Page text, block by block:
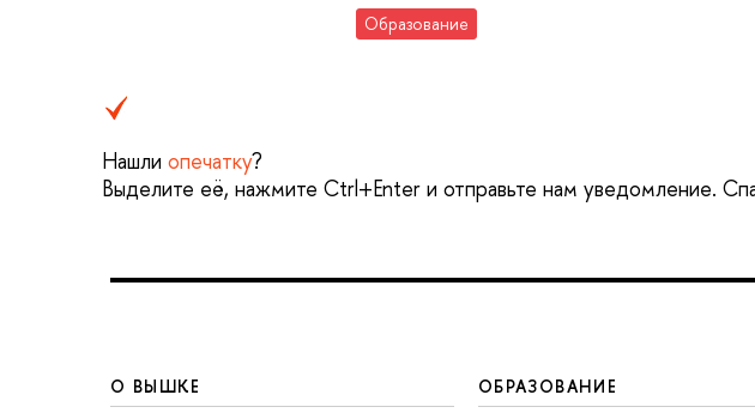
Образование
Нашли опечатку?
Выделите её, нажмите Ctrl+Enter и отправьте нам уведомление.
О ВЫШКЕ
ОБРАЗОВАНИЕ